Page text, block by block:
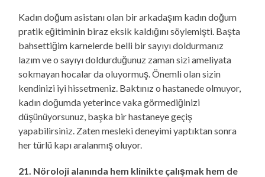
Kadın doğum asistanı olan bir arkadaşım kadın doğum
pratik eğitiminin biraz eksik kaldığını söylemişti. Başta
bahsettiğim karnelerde belli bir sayıyı doldurmanız
lazım ve o sayıyı doldurduğunuz zaman sizi ameliyata
sokmayan hocalar da oluyormuş. Önemli olan sizin
kendinizi iyi hissetmeniz. Baktınız o hastanede olmuyor,
kadın doğumda yeterince vaka görmediğinizi
düşünüyorsunuz, başka bir hastaneye geçiş
yapabilirsiniz. Zaten mesleki deneyimi yaptıktan sonra
her türlü kapı aralanmış oluyor.
21. Nöroloji alanında hem klinikte çalışmak hem de